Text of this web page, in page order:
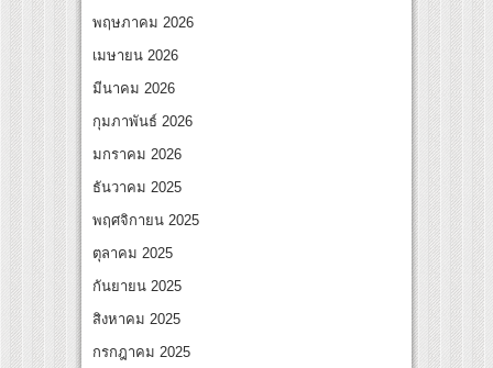
พฤษภาคม 2026
เมษายน 2026
มีนาคม 2026
กุมภาพันธ์ 2026
มกราคม 2026
ธันวาคม 2025
พฤศจิกายน 2025
ตุลาคม 2025
กันยายน 2025
สิงหาคม 2025
กรกฎาคม 2025